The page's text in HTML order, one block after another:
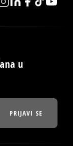
u
PRIJAVI SE